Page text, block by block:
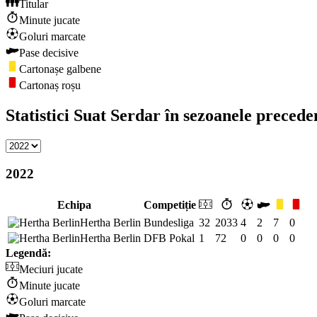
Titular
Minute jucate
Goluri marcate
Pase decisive
Cartonașe galbene
Cartonaș roșu
Statistici Suat Serdar în sezoanele
2022
Echipa
Competiție
Hertha Berlin Bundesliga 32 2033 4 2 7
0
Hertha Berlin DFB Pokal 1 72 0 0 0
0
Legendă:
Meciuri jucate
Minute jucate
Goluri marcate